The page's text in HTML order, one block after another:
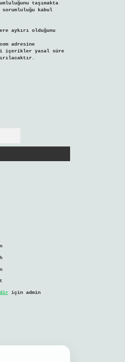
taşımakta
kabul
aykırı olduğunu
adresine
içerikler yasal süre
için admin